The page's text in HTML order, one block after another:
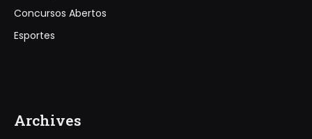
Concursos Abertos
Esportes
Archives